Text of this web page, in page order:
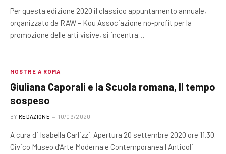
Per questa edizione 2020 il classico appuntamento annuale,
organizzato da RAW – Kou Associazione no-profit per la
promozione delle arti visive, si incentra…
MOSTRE A ROMA
Giuliana Caporali e la Scuola romana, Il tempo
sospeso
BY REDAZIONE 10/09/2020
A cura di Isabella Carlizzi. Apertura 20 settembre 2020 ore 11.30.
Civico Museo d’Arte Moderna e Contemporanea | Anticoli